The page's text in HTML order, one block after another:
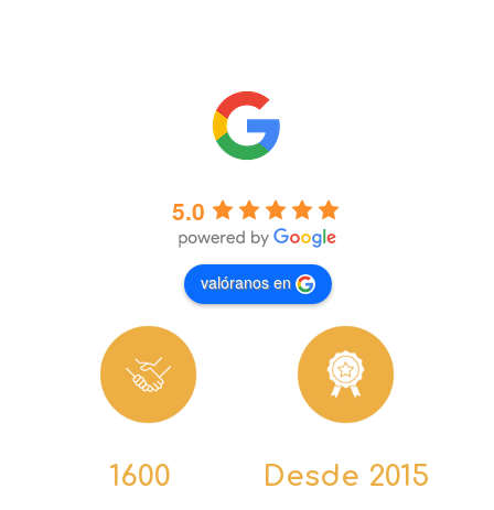
5.0
valóranos en
1600 Desde 2015